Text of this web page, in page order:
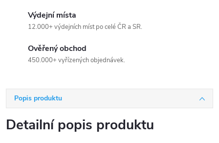
Výdejní místa
12.000+ výdejních míst po celé ČR a SR.
Ověřený obchod
450.000+ vyřízených objednávek.
Popis produktu
Detailní popis produktu